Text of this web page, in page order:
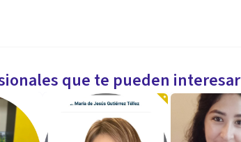
que te pueden interesar